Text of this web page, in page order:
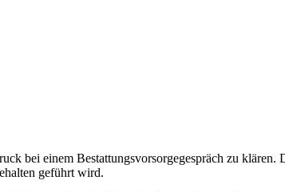
bei einem Bestattungsvorsorgegespräch zu klären.
geführt wird.